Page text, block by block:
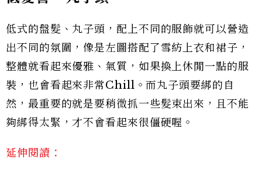
低式的盤髮、丸子頭，配上不同的服飾就可以營造
出不同的氛圍，像是左圖搭配了雪紡上衣和裙子，
整體就看起來優雅、氣質，如果換上休閒一點的服
裝，也會看起來非常Chill。而丸子頭要綁的自
然，最重要的就是要稍微抓一些髮束出來，且不能
夠綁得太緊，才不會看起來很僵硬喔。
延伸閱讀：